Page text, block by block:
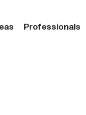
Professionals